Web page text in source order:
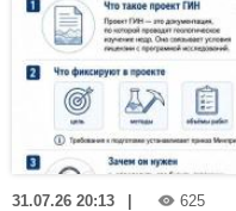
31.07.26 20:13 | 625